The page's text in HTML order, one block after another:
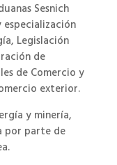
Sesnich
Legislación
de
de Comercio y
exterior.
y minería,
por parte de